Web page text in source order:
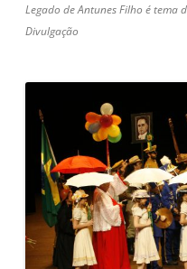
Legado de Antunes Filho é tema
Divulgação